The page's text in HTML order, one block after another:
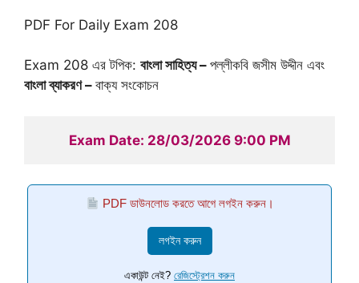
PDF For Daily Exam 208
Exam 208 এর টপিক: বাংলা সাহিত্য – পল্লীকবি জসীম উদ্দীন এবং
বাংলা ব্যাকরণ – বাক্য সংকোচন
Exam Date: 28/03/2026 9:00 PM
PDF ডাউনলোড করতে আগে লগইন করুন।
লগইন করুন
একাউন্ট নেই? রেজিস্ট্রেশন করুন